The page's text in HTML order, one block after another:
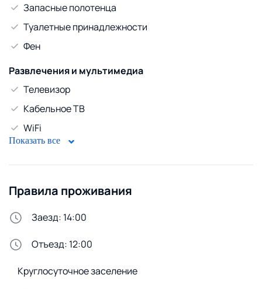
Запасные полотенца
Туалетные принадлежности
Фен
Развлечения и мультимедиа
Телевизор
Кабельное ТВ
WiFi
Стирка и белье
Утюг
Открытая парковка
Показать все
Правила проживания
Заезд: 14:00
Отъезд: 12:00
Круглосуточное заселение